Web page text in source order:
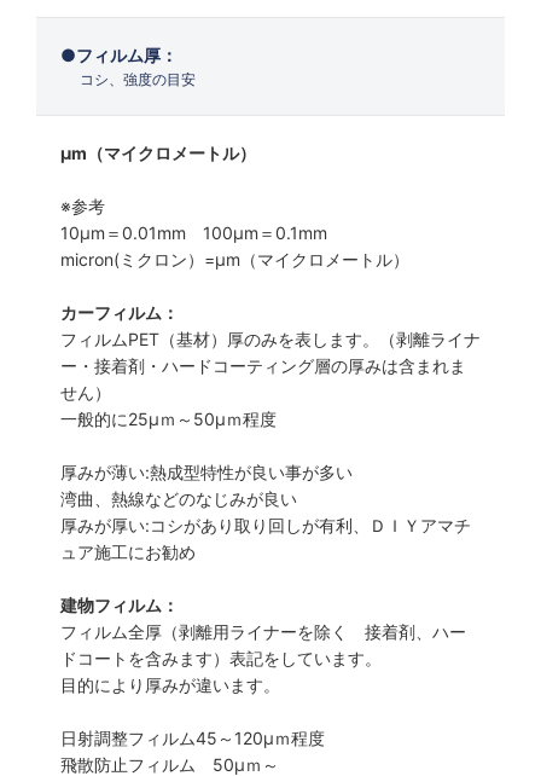
フィルム厚：
コシ、強度の目安
μm（マイクロメートル）
※参考
10μm＝0.01mm 100μm＝0.1mm
micron(ミクロン）=µm（マイクロメートル）
カーフィルム：
フィルムPET（基材）厚のみを表します。（剥離ライナ
ー・接着剤・ハードコーティング層の厚みは含まれま
せん）
一般的に25µｍ～50µｍ程度
厚みが薄い:熱成型特性が良い事が多い
湾曲、熱線などのなじみが良い
厚みが厚い:コシがあり取り回しが有利、ＤＩＹアマチ
ュア施工にお勧め
建物フィルム：
フィルム全厚（剥離用ライナーを除く 接着剤、ハー
ドコートを含みます）表記をしています。
目的により厚みが違います。
日射調整フィルム45～120µｍ程度
飛散防止フィルム 50µｍ～